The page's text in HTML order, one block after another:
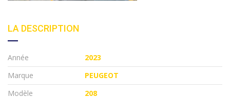
LA DESCRIPTION
Année
2023
Marque
PEUGEOT
Modèle
208